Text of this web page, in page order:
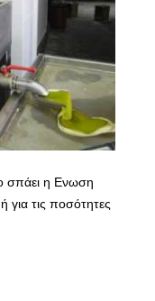
σπάει η Ενωση
για τις ποσότητες